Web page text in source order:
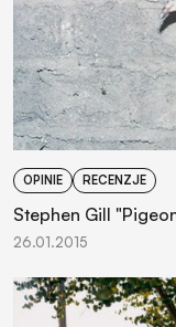
OPINIE RECENZJE
Stephen Gill
26.01.2015